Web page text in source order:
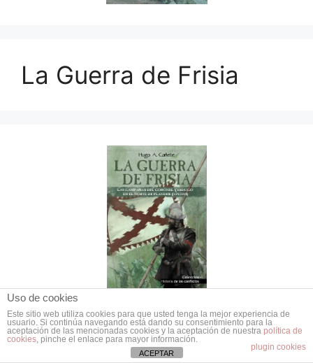
La Guerra de Frisia
Uso de cookies
Este sitio web utiliza cookies para que usted tenga la mejor experiencia de
usuario. Si continúa navegando está dando su consentimiento para la
aceptación de las mencionadas cookies y la aceptación de nuestra política de
cookies, pinche el enlace para mayor información.
plugin cookies
ACEPTAR